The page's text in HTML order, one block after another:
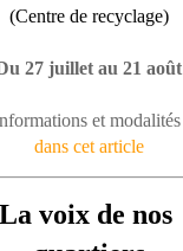
(Centre de recyclage)
27 juillet au 21 août
et modalités
dans cet article
La voix de nos